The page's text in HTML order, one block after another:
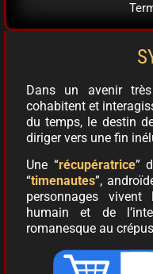
Dans un avenir
cohabitent et
du temps, le destin
diriger vers une fin
Une “récupératrice”
“timenautes”,
personnages vivent
humain et de
romanesque au